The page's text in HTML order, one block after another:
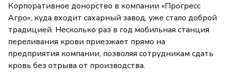
Корпоративное донорство в компании «Прогресс
Агро», куда входит сахарный завод, уже стало доброй
традицией. Несколько раз в год мобильная станция
переливания крови приезжает прямо на
предприятия компании, позволяя сотрудникам сдать
кровь без отрыва от производства.